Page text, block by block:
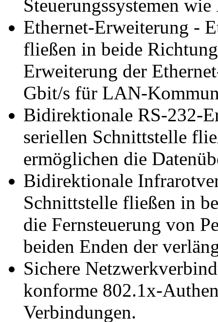
Steuerungssystemen
Ethernet-Erweiterung -
fließen in beide
Erweiterung der
Gbit/s für LAN-
Bidirektionale RS-232-
seriellen Schnittstelle
ermöglichen die
Bidirektionale
Schnittstelle fließen in
die Fernsteuerung von
beiden Enden der
Sichere
konforme 802.1x-
Verbindungen.